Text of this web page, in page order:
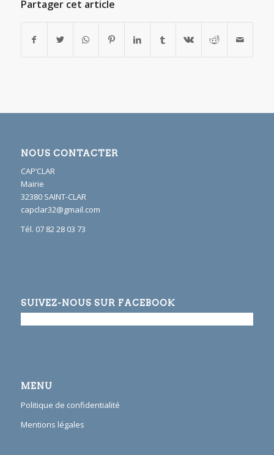
Partager cet article
NOUS CONTACTER
CAP’CLAR
Mairie
32380 SAINT-CLAR
capclar32@gmail.com
Tél. 07 82 28 03 73
SUIVEZ-NOUS SUR FACEBOOK
MENU
Politique de confidentialité
Mentions légales